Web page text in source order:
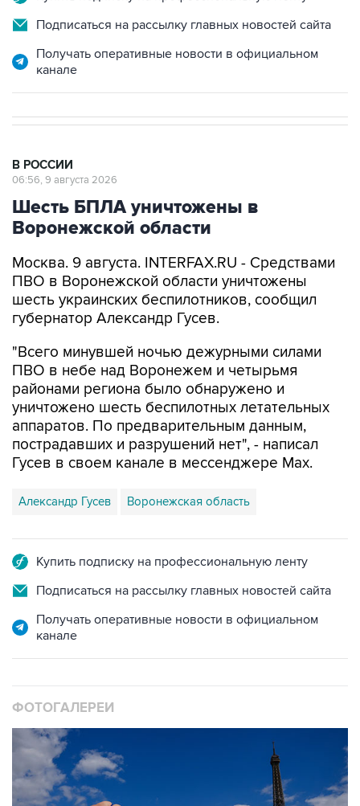
Получать оперативные новости в официальном
Шесть БПЛА уничтожены в
Воронежской области
Москва. 9 августа. INTERFAX.RU - Средствами
шесть украинских беспилотников, сообщил
губернатор Александр Гусев.
"Всего минувшей ночью дежурными силами
районами региона было обнаружено и
уничтожено шесть беспилотных летательных
аппаратов. По предварительным данным,
пострадавших и разрушений нет", - написал
Гусев в своем канале в мессенджере Max.
Александр Гусев Воронежская область
Подписаться на рассылку главных новостей сайта
Получать оперативные новости в официальном